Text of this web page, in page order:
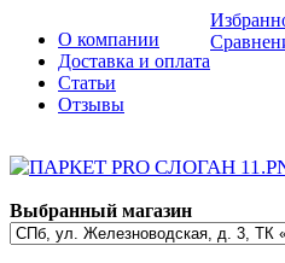
О компании
Доставка и оплата
Статьи
Отзывы
Выбранный магазин